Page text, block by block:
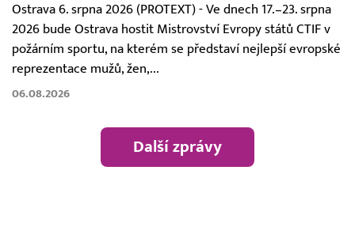
Ostrava 6. srpna 2026 (PROTEXT) - Ve dnech 17.–23. srpna
2026 bude Ostrava hostit Mistrovství Evropy států CTIF v
požárním sportu, na kterém se představí nejlepší evropské
reprezentace mužů, žen,...
06.08.2026
Další zprávy